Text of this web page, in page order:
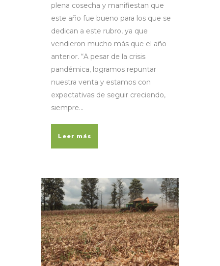
plena cosecha y manifiestan que
este año fue bueno para los que se
dedican a este rubro, ya que
vendieron mucho más que el año
anterior. “A pesar de la crisis
pandémica, logramos repuntar
nuestra venta y estamos con
expectativas de seguir creciendo,
siempre...
Leer más